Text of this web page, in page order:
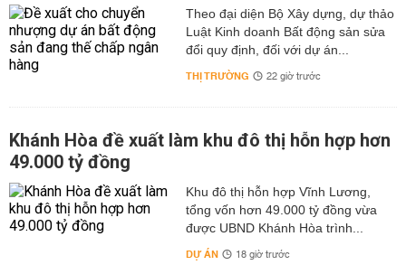
thêm các thông tin liên quan đếndự báo thời tiết Noel
năm nay, mời bạn đọc tham khảo trên trang web chính
thức của chúng tôi để có thêm thông tin chính xác và
Theo đại diện Bộ Xây dựng, dự thảo
Luật Kinh doanh Bất động sản sửa
đổi quy định, đối với dự án...
THỊ TRƯỜNG 22 giờ trước
Khánh Hòa đề xuất làm khu đô thị hỗn hợp hơn
49.000 tỷ đồng
Khu đô thị hỗn hợp Vĩnh Lương,
tổng vốn hơn 49.000 tỷ đồng vừa
được UBND Khánh Hòa trình...
DỰ ÁN 18 giờ trước